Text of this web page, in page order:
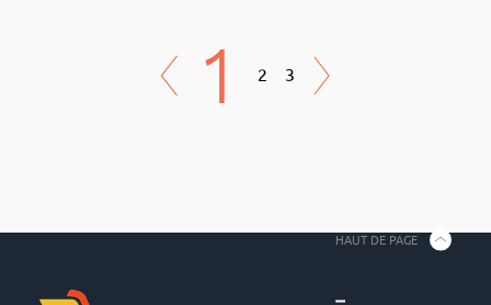
1 2 3
HAUT DE PAGE